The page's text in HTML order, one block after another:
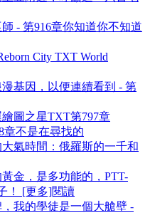
- 第916章你知道你不知道
City TXT World
基因，以便連續看到 - 第
圖之星TXT第797章
章不是在尋找的
氣時間：俄羅斯的一千和
金，是多功能的，PTT-
！ [更多]閱讀
我的學徒是一個大艙壁 -